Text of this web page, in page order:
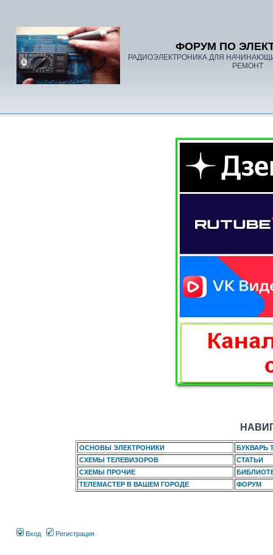
ФОРУМ ПО
РАДИОЭЛЕКТРОНИКА ДЛЯ
РЕМОНТ
ОСНОВЫ ЭЛЕКТРОНИКИ
БУКВАРЬ
СХЕМЫ ТЕЛЕВИЗОРОВ
СТАТЬИ
СХЕМЫ ПРОЧИЕ
ТЕЛЕМАСТЕР В ВАШЕМ ГОРОДЕ
ФОРУМ
Вход Регистрация